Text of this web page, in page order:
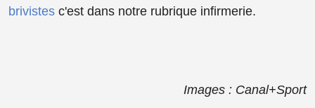
brivistes c'est dans notre rubrique infirmerie.
Images : Canal+Sport